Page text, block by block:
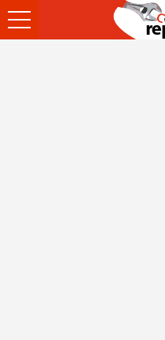
Ouvrir
le